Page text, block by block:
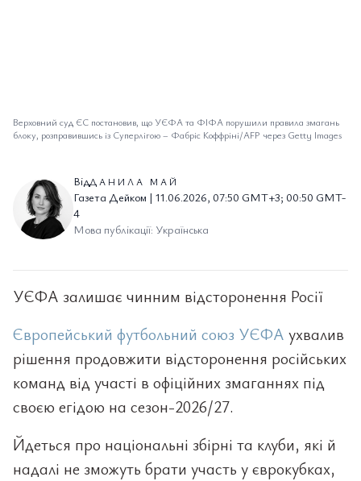
Верховний суд ЄС постановив, що УЄФА та ФІФА порушили правила змагань
блоку, розправившись із Суперлігою– Фабріс Коффріні/AFP через Getty Images
ВідДАНИЛА МАЙ
Газета Дейком | 11.06.2026, 07:50 GMT+3; 00:50 GMT-
4
Мова публікації: Українська
УЄФА залишає чинним відсторонення Росії
Європейський футбольний союз УЄФА ухвалив
рішення продовжити відсторонення російських
команд від участі в офіційних змаганнях під
своєю егідою на сезон-2026/27.
Йдеться про національні збірні та клуби, які й
надалі не зможуть брати участь у єврокубках,